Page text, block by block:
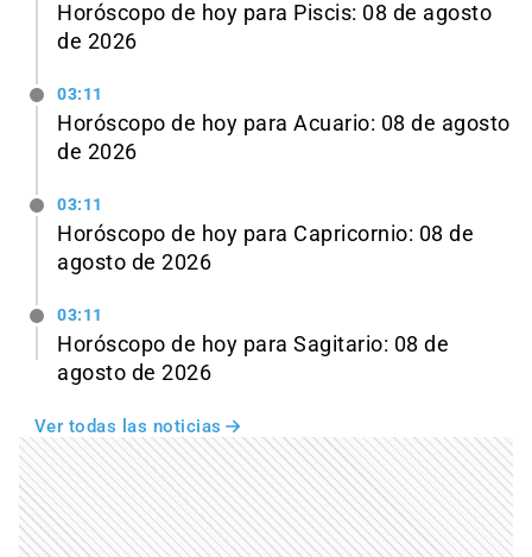
Horóscopo de hoy para Piscis: 08 de agosto
de 2026
03:11
Horóscopo de hoy para Acuario: 08 de agosto
de 2026
03:11
Horóscopo de hoy para Capricornio: 08 de
agosto de 2026
03:11
Horóscopo de hoy para Sagitario: 08 de
agosto de 2026
Ver todas las noticias